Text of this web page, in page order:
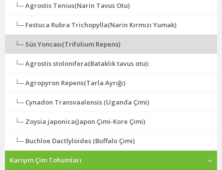
Agrostis Tenius(Narin Tavus Otu)
Festuca Rubra Trichopylla(Narin Kırmızı Yumak)
Süs Yoncası(Trifolium Repens)
Agrostis stolonifera(Bataklık tavus otu):
Agropyron Repens(Tarla Ayrığı)
Cynadon Transvaalensis (Uganda Çimi)
Zoysia japonica(Japon Çimi-Kore Çimi)
Buchloe Dactlyloides (Buffalo Çimi)
Karışım Çim Tohumları